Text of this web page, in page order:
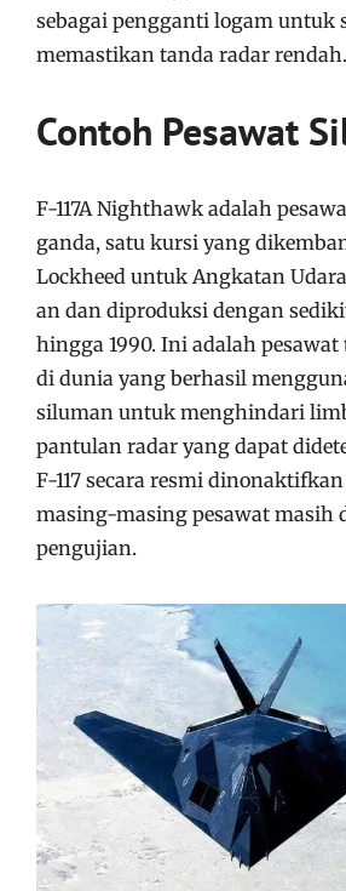
sebagai pengganti logam untuk
memastikan tanda radar rendah.
Contoh Pesawat
F-117A Nighthawk adalah
ganda, satu kursi yang
Lockheed untuk Angkatan
an dan diproduksi dengan
hingga 1990. Ini adalah
di dunia yang berhasil
siluman untuk menghindari
pantulan radar yang dapat
F-117 secara resmi
masing-masing pesawat masih
pengujian.